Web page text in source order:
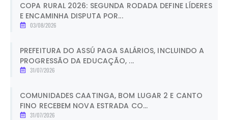
COPA RURAL 2026: SEGUNDA RODADA DEFINE LÍDERES
E ENCAMINHA DISPUTA POR...
03/08/2026
PREFEITURA DO ASSÚ PAGA SALÁRIOS, INCLUINDO A
PROGRESSÃO DA EDUCAÇÃO, ...
31/07/2026
COMUNIDADES CAATINGA, BOM LUGAR 2 E CANTO
FINO RECEBEM NOVA ESTRADA CO...
31/07/2026